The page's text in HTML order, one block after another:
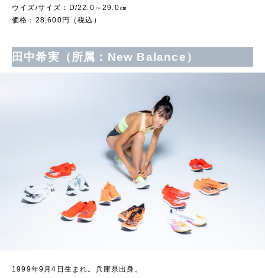
ウイズ/サイズ：D/22.0～29.0㎝
価格：28,600円（税込）
田中希実（所属：New Balance）
1999年9月4日生まれ。兵庫県出身。